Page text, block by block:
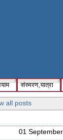
संस्मरण,यात्रा
all posts
01